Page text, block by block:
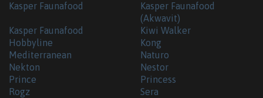
Kasper Faunafood
Kasper Faunafood
(Akwavit)
Kasper Faunafood
Hobbyline
Kiwi Walker
Kong
Mediterranean
Naturo
Nekton
Nestor
Prince
Princess
Rogz
Sera